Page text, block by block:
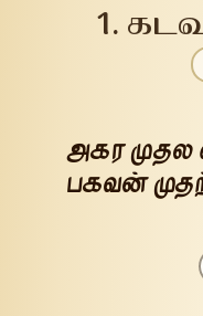
1.
அகர முதல
பகவன்